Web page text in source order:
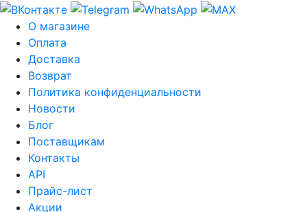
О магазине
Оплата
Доставка
Возврат
Политика конфиденциальности
Новости
Блог
Поставщикам
Контакты
API
Прайс-лист
Акции